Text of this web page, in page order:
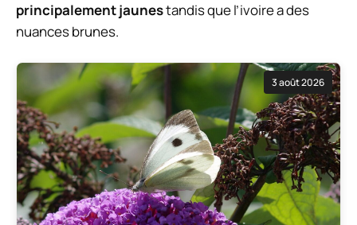
principalement jaunestandis que l’ivoire a des
nuances brunes.
3 août 2026